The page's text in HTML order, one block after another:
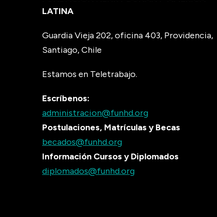
LATINA
Guardia Vieja 202, oficina 403, Providencia,
Santiago, Chile
Estamos en Teletrabajo.
Escríbenos:
administracion@funhd.org
Postulaciones, Matrículas y Becas
becados@funhd.org
Información Cursos y Diplomados
diplomados@funhd.org